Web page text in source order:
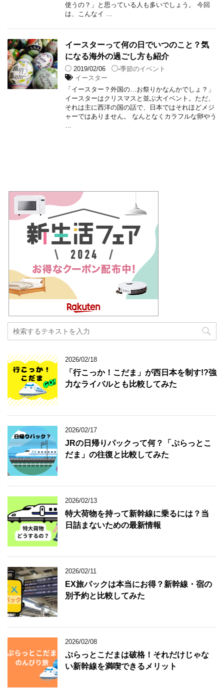
使うの？」と思っている人も多いでしょう。 今回
は、こんなイ …
イースターって何の日でいつのこと？気
になる海外の過ごし方も紹介
2019/02/06 -季節のイベント
イースター
「イースター？外国の…お祭りかなんかでしょ？」
イースターはクリスマスと並ぶ大イベント。ただ、
それは主に西洋の国の話で、日本ではそれほどメジ
ャーではありません。 なんとなくカラフルな卵やう
2026/02/18
「行こっか！こだま」が西日本を制す!?強
力なライバルとも比較してみた
2026/02/17
JRの日帰りパックって何？「ぷらっとこ
だま」の往復と比較してみた
2026/02/13
特大荷物を持って新幹線に乗るには？当
日詰まないための最新情報
2026/02/11
EX旅パックは本当にお得？新幹線・宿の
別予約と比較してみた
2026/02/08
ぷらっとこだまは破格！それだけじゃな
い新幹線を満喫できるメリット